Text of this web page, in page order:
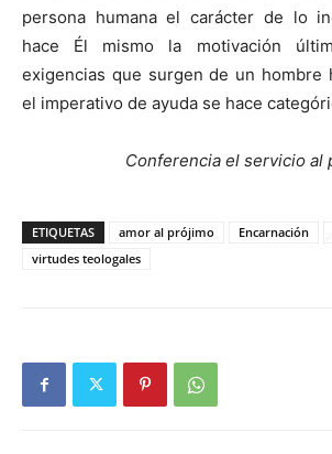
persona humana el carácter de lo
hace Él mismo la motivación
exigencias que surgen de un hombre
el imperativo de ayuda se hace
Conferencia el servicio al
ETIQUETAS amor al prójimo Encarnación
virtudes teologales